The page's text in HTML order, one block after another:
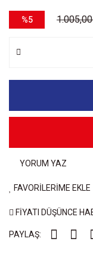
%5
YORUM YAZ
FAVORİLERİME EKLE
FİYATI DÜŞÜNCE
PAYLAŞ: